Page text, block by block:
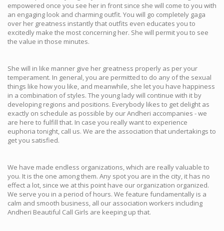
empowered once you see her in front since she will come to you with
an engaging look and charming outfit. You will go completely gaga
over her greatness instantly that outfits even educates you to
excitedly make the most concerning her. She will permit you to see
the value in those minutes.
She will in like manner give her greatness properly as per your
temperament. In general, you are permitted to do any of the sexual
things like how you like, and meanwhile, she let you have happiness
in a combination of styles. The young lady will continue with it by
developing regions and positions. Everybody likes to get delight as
exactly on schedule as possible by our Andheri accompanies - we
are here to fulfill that. In case you really want to experience
euphoria tonight, call us. We are the association that undertakings to
get you satisfied.
We have made endless organizations, which are really valuable to
you. It is the one among them. Any spot you are in the city, it has no
effect a lot, since we at this point have our organization organized.
We serve you in a period of hours. We feature fundamentally is a
calm and smooth business, all our association workers including
Andheri Beautiful Call Girls are keeping up that.